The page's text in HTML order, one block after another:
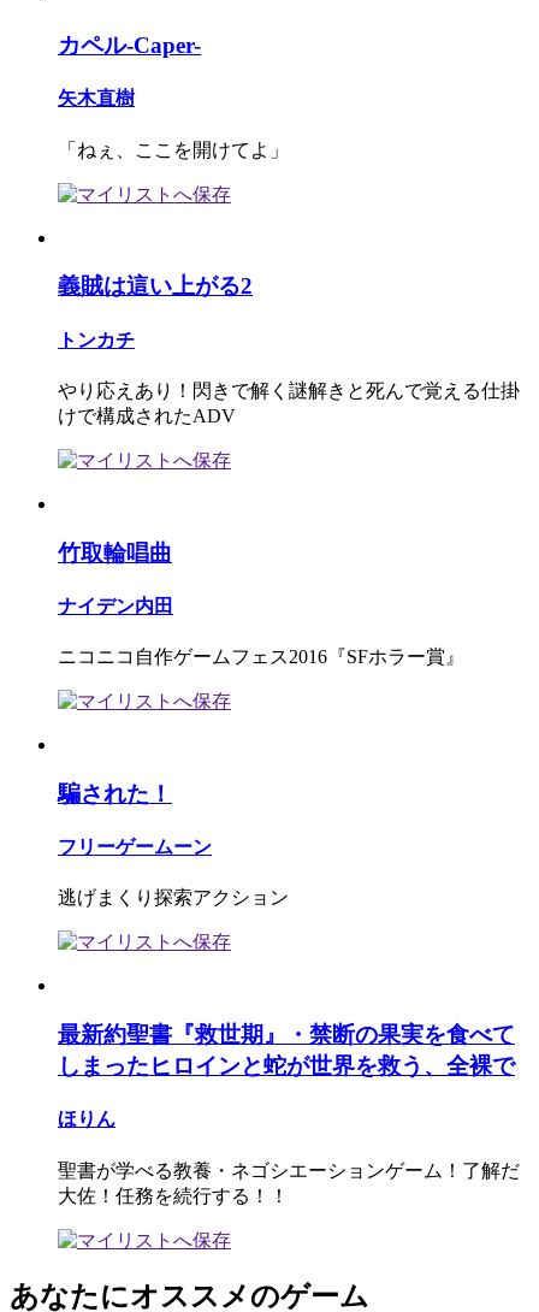
カペル-Caper-
矢木直樹
「ねぇ、ここを開けてよ」
義賊は這い上がる2
トンカチ
やり応えあり！閃きで解く謎解きと死んで覚える仕掛
けで構成されたADV
竹取輪唱曲
ナイデン内田
ニコニコ自作ゲームフェス2016『SFホラー賞』
騙された！
フリーゲームーン
逃げまくり探索アクション
最新約聖書『救世期』・禁断の果実を食べて
しまったヒロインと蛇が世界を救う、全裸で
ほりん
聖書が学べる教養・ネゴシエーションゲーム！了解だ
大佐！任務を続行する！！
あなたにオススメのゲーム